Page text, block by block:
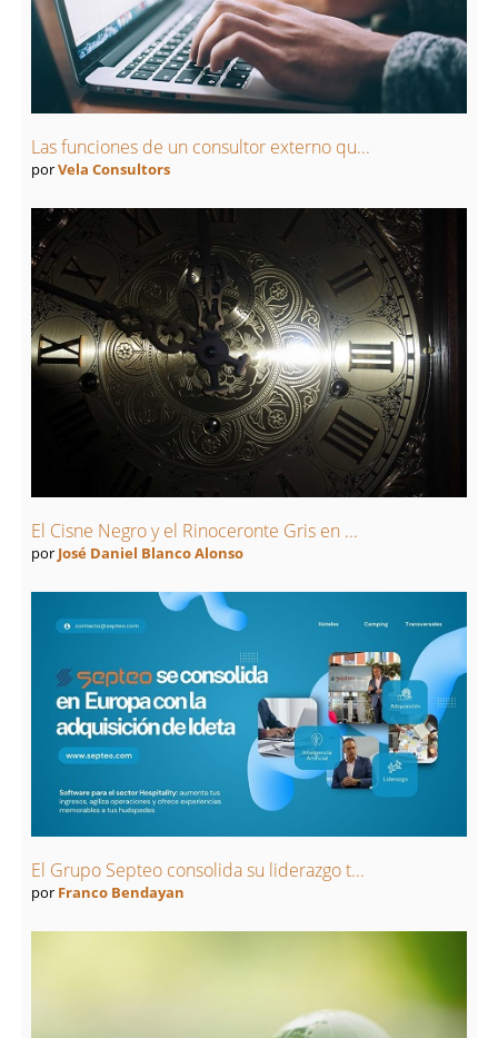
Las funciones de un consultor externo qu...
porVela Consultors
El Cisne Negro y el Rinoceronte Gris en ...
por José Daniel Blanco Alonso
El Grupo Septeo consolida su liderazgo t...
por Franco Bendayan